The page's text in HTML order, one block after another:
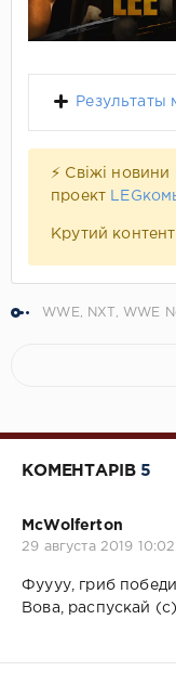
Результаты
⚡ Свіжі новини
проект
Крутий
WWE, NXT , WWE
КОМЕНТАРІВ5
McWolferton
29 августа 2019 10:02
Фуууу, гриб
Вова, распускай